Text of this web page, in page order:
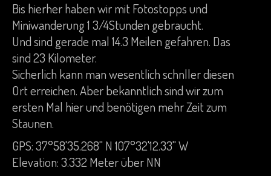
Bis hierher haben wir mit Fotostopps und
Miniwanderung 1 3/4Stunden gebraucht.
Und sind gerade mal 14.3 Meilen gefahren. Das
sind 23 Kilometer.
Sicherlich kann man wesentlich schnller diesen
Ort erreichen. Aber bekanntlich sind wir zum
ersten Mal hier und benötigen mehr Zeit zum
Staunen.
GPS: 37°58'35.268" N 107°32'12.33" W
Elevation: 3.332 Meter über NN